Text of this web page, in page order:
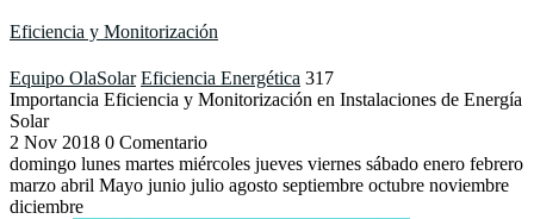
Eficiencia y Monitorización
Equipo OlaSolar Eficiencia Energética 317
Importancia Eficiencia y Monitorización en Instalaciones de Energía
Solar
2 Nov 2018 0 Comentario
domingo lunes martes miércoles jueves viernes sábado enero febrero
marzo abril Mayo junio julio agosto septiembre octubre noviembre
diciembre